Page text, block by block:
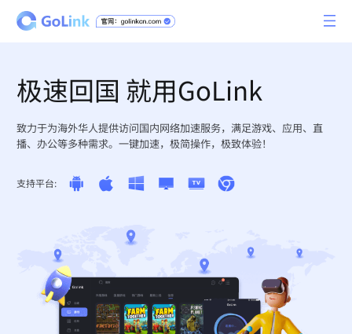
极速回国 就用GoLink
致力于为海外华人提供访问国内网络加速服务，满足游戏、应用、直
播、办公等多种需求。一键加速，极简操作，极致体验！
支持平台: